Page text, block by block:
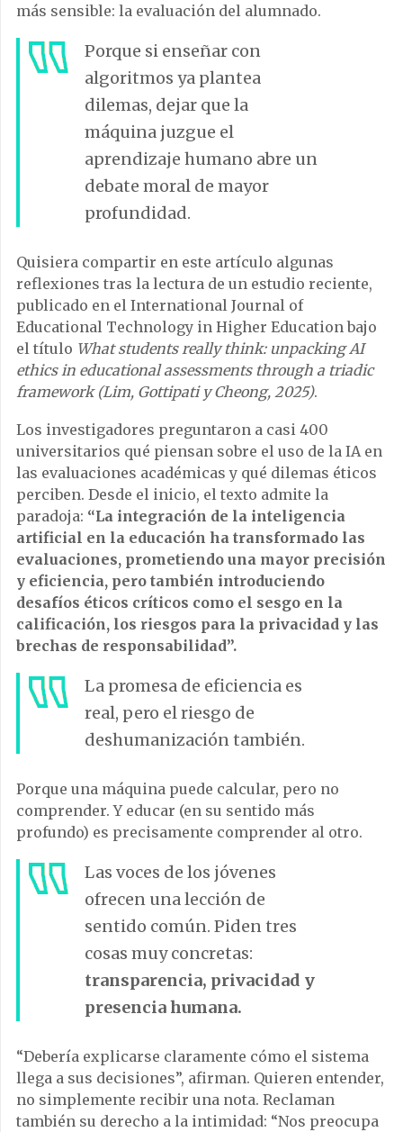
más sensible: la evaluación del alumnado.
Porque si enseñar con
algoritmos ya plantea
dilemas, dejar que la
máquina juzgue el
aprendizaje humano abre un
debate moral de mayor
profundidad.
Quisiera compartir en este artículo algunas
reflexiones tras la lectura de un estudio reciente,
publicado en el International Journal of
Educational Technology in Higher Education bajo
el título What students really think: unpacking AI
ethics in educational assessments through a triadic
framework (Lim, Gottipati y Cheong, 2025).
Los investigadores preguntaron a casi 400
universitarios qué piensan sobre el uso de la IA en
las evaluaciones académicas y qué dilemas éticos
perciben. Desde el inicio, el texto admite la
paradoja: “La integración de la inteligencia
artificial en la educación ha transformado las
evaluaciones, prometiendo una mayor precisión
y eficiencia, pero también introduciendo
desafíos éticos críticos como el sesgo en la
calificación, los riesgos para la privacidad y las
brechas de responsabilidad”.
La promesa de eficiencia es
real, pero el riesgo de
deshumanización también.
Porque una máquina puede calcular, pero no
comprender. Y educar (en su sentido más
profundo) es precisamente comprender al otro.
Las voces de los jóvenes
ofrecen una lección de
sentido común. Piden tres
cosas muy concretas:
transparencia, privacidad y
presencia humana.
“Debería explicarse claramente cómo el sistema
llega a sus decisiones”, afirman. Quieren entender,
no simplemente recibir una nota. Reclaman
también su derecho a la intimidad: “Nos preocupa